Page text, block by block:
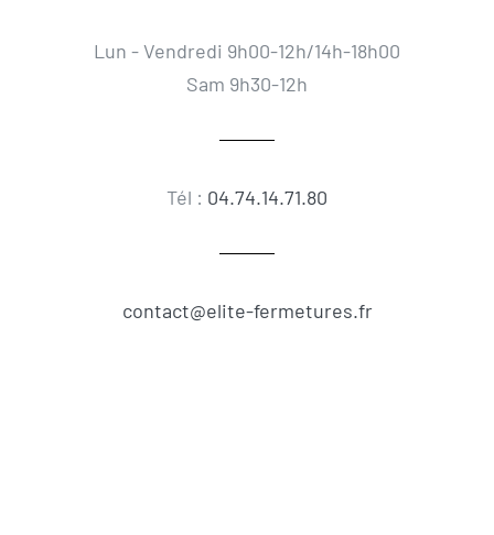
Lun - Vendredi 9h00-12h/14h-18h00
Sam 9h30-12h
Tél : 04.74.14.71.80
contact@elite-fermetures.fr